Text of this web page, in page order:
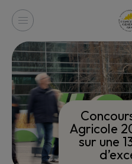
Agricole
sur une